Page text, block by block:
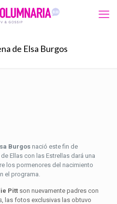
de Elsa Burgos
Burgosnació este fin de
Ellas con las Estrellas dará una
los pormenores del nacimiento
el programa.
Pittson nuevamente padres con
las fotos exclusivas las obtuvo